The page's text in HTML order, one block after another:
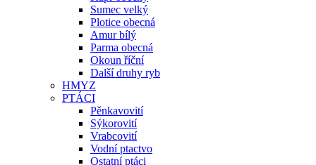
Sumec velký
Plotice obecná
Amur bílý
Parma obecná
Okoun říční
Další druhy ryb
HMYZ
PTÁCI
Pěnkavovití
Sýkorovití
Vrabcovití
Vodní ptactvo
Ostatní ptáci